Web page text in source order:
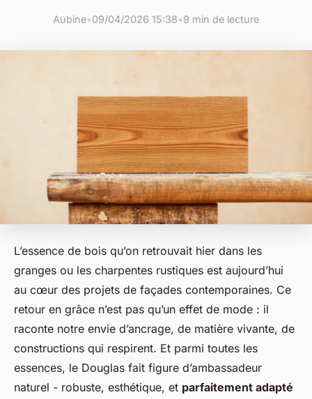
Aubine•09/04/2026 15:38•9 min de lecture
L’essence de bois qu’on retrouvait hier dans les
granges ou les charpentes rustiques est aujourd’hui
au cœur des projets de façades contemporaines. Ce
retour en grâce n’est pas qu’un effet de mode : il
raconte notre envie d’ancrage, de matière vivante, de
constructions qui respirent. Et parmi toutes les
essences, le Douglas fait figure d’ambassadeur
naturel - robuste, esthétique, et parfaitement adapté